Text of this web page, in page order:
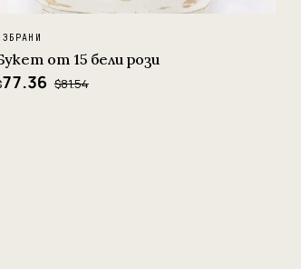
от 15 бели рози
77.36 $81.54